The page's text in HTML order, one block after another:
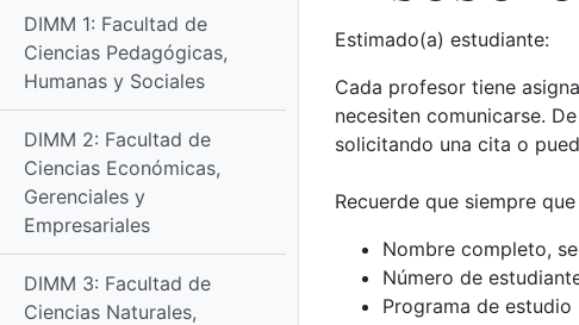
DIMM 1: Facultad de
Ciencias Pedagógicas,
Humanas y Sociales
DIMM 2: Facultad de
Ciencias Económicas,
Gerenciales y
Empresariales​
DIMM 3: Facultad de
Ciencias Naturales,
Estimado(a) estudiante:
Cada profesor tiene
necesiten comunicarse.
solicitando una cita o
Recuerde que siempre
Nombre completo,
Número de
Programa de